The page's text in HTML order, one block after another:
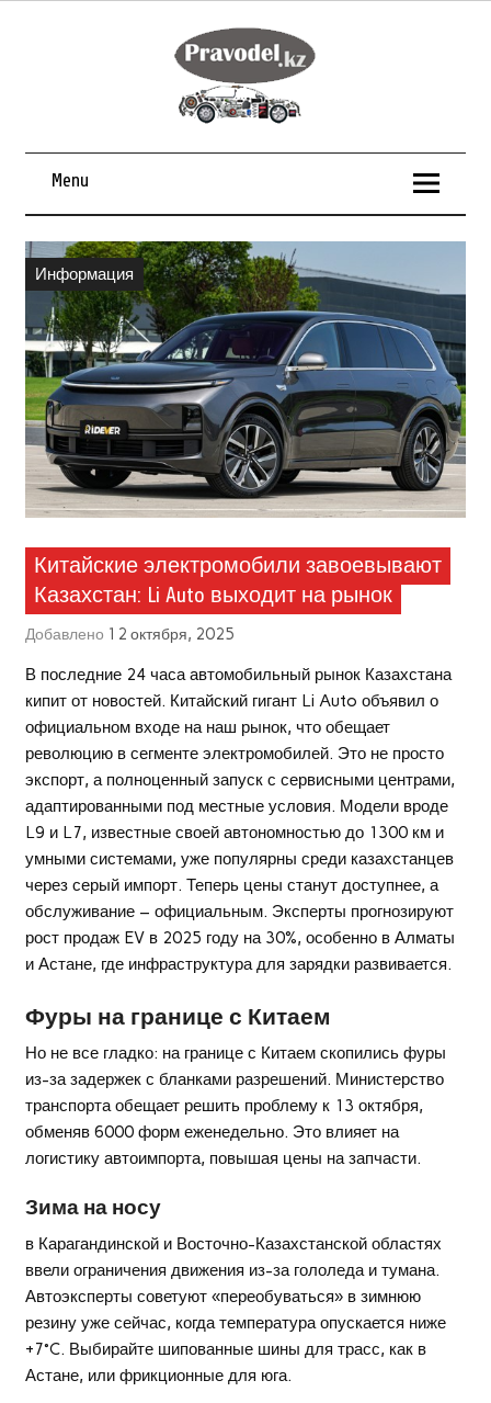
Menu
Информация
Китайские электромобили завоевывают
Казахстан: Li Auto выходит на рынок
Добавлено 12 октября, 2025
В последние 24 часа автомобильный рынок Казахстана
кипит от новостей. Китайский гигант Li Auto объявил о
официальном входе на наш рынок, что обещает
революцию в сегменте электромобилей. Это не просто
экспорт, а полноценный запуск с сервисными центрами,
адаптированными под местные условия. Модели вроде
L9 и L7, известные своей автономностью до 1300 км и
умными системами, уже популярны среди казахстанцев
через серый импорт. Теперь цены станут доступнее, а
обслуживание – официальным. Эксперты прогнозируют
рост продаж EV в 2025 году на 30%, особенно в Алматы
и Астане, где инфраструктура для зарядки развивается.
Фуры на границе с Китаем
Но не все гладко: на границе с Китаем скопились фуры
из-за задержек с бланками разрешений. Министерство
транспорта обещает решить проблему к 13 октября,
обменяв 6000 форм еженедельно. Это влияет на
логистику автоимпорта, повышая цены на запчасти.
Зима на носу
в Карагандинской и Восточно-Казахстанской областях
ввели ограничения движения из-за гололеда и тумана.
Автоэксперты советуют «переобуваться» в зимнюю
резину уже сейчас, когда температура опускается ниже
+7°C. Выбирайте шипованные шины для трасс, как в
Астане, или фрикционные для юга.